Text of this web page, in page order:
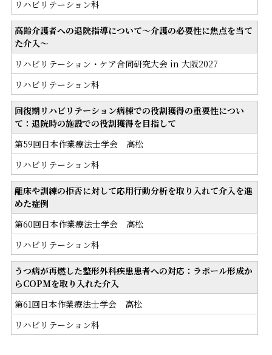
リハビリテーション科
高齢介護者への退院指導について～介護の必要性に焦点を当て
た介入～
リハビリテーション・ケア合同研究大会 in 大阪2027
リハビリテーション科
回復期リハビリテーション病棟での役割獲得の重要性につい
て：退院時の施設での役割獲得を目指して
第59回日本作業療法士学会 高松
リハビリテーション科
離床や訓練の拒否に対して応用行動分析を取り入れて介入を進
めた症例
第60回日本作業療法士学会 高松
リハビリテーション科
うつ病が再燃した整形外科疾患患者への対応：ラポール形成か
らCOPMを取り入れた介入
第61回日本作業療法士学会 高松
リハビリテーション科